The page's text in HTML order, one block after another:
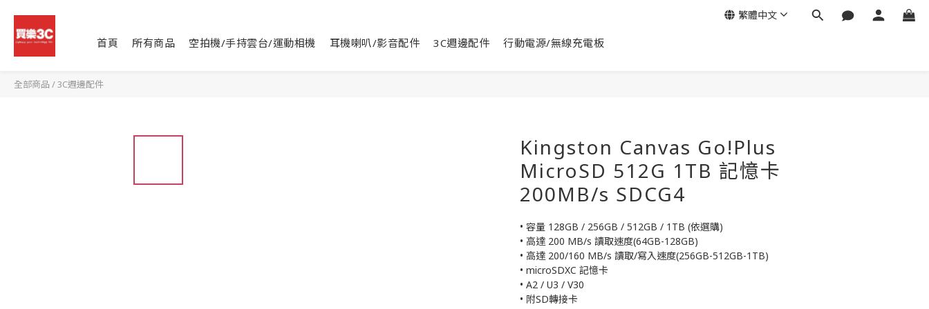
首頁 所有商品 空拍機/手持雲台/運動相機 耳機喇叭/影音配件 3C週邊配件 行動電源/無線充電板
繁體中文
全部商品 /3C週邊配件
Kingston Canvas Go!Plus
MicroSD 512G 1TB 記憶卡
200MB/s SDCG4
• 容量 128GB / 256GB / 512GB / 1TB (依選購)
• 高達 200 MB/s 讀取速度(64GB-128GB)
• 高達 200/160 MB/s 讀取/寫入速度(256GB-512GB-1TB)
• microSDXC 記憶卡
• A2 / U3 / V30
• 附SD轉接卡